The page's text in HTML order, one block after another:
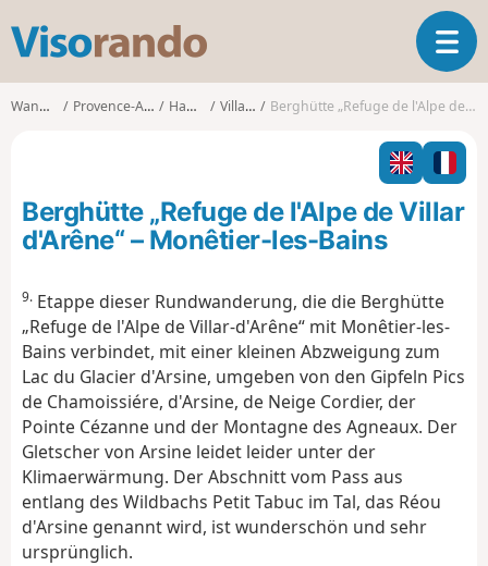
s
o
o
T
o
g
l
n
a
t
o
Wanderungen Provence-Alpes-Côte d'Azur Hautes-Alpes Villar-d'Arêne Berghütte „Refuge de l'Alpe de Villar d'Arêne“ – Monêtier-les-Bains
Berghütte „Refuge de l'Alpe de Villar
d'Arêne“ – Monêtier-les-Bains
9. Etappe dieser Rundwanderung, die die Berghütte
„Refuge de l'Alpe de Villar-d'Arêne“ mit Monêtier-les-
Bains verbindet, mit einer kleinen Abzweigung zum
Lac du Glacier d'Arsine, umgeben von den Gipfeln Pics
de Chamoissiére, d'Arsine, de Neige Cordier, der
Pointe Cézanne und der Montagne des Agneaux. Der
Gletscher von Arsine leidet leider unter der
Klimaerwärmung. Der Abschnitt vom Pass aus
entlang des Wildbachs Petit Tabuc im Tal, das Réou
d'Arsine genannt wird, ist wunderschön und sehr
ursprünglich.